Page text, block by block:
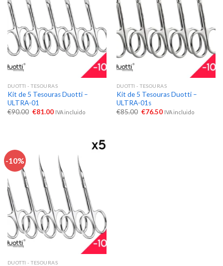
DUOTTI - TESOURAS
Kit de 5 Tesouras Duotti –
ULTRA-01
€90.00 €81.00 IVA incluido
DUOTTI - TESOURAS
Kit de 5 Tesouras Duotti –
ULTRA-01s
€85.00 €76.50 IVA incluido
-10%
DUOTTI - TESOURAS